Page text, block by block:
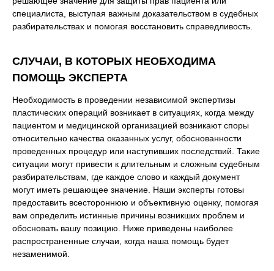
специалиста, выступая важным доказательством в судебных
разбирательствах и помогая восстановить справедливость.
СЛУЧАИ, В КОТОРЫХ НЕОБХОДИМА
ПОМОЩЬ ЭКСПЕРТА
Необходимость в проведении независимой экспертизы
пластических операций возникает в ситуациях, когда между
пациентом и медицинской организацией возникают споры
относительно качества оказанных услуг, обоснованности
проведенных процедур или наступивших последствий. Такие
ситуации могут привести к длительным и сложным судебным
разбирательствам, где каждое слово и каждый документ
могут иметь решающее значение. Наши эксперты готовы
предоставить всестороннюю и объективную оценку, помогая
вам определить истинные причины возникших проблем и
обосновать вашу позицию. Ниже приведены наиболее
распространенные случаи, когда наша помощь будет
незаменимой.